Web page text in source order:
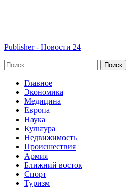
Publisher - Новости 24
Главное
Экономика
Медицина
Европа
Наука
Культура
Недвижимость
Происшествия
Армия
Ближний восток
Спорт
Туризм